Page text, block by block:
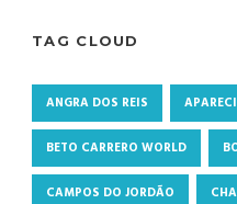
TAG CLOUD
ANGRA DOS REIS
BETO CARRERO WORLD
CAMPOS DO JORDÃO